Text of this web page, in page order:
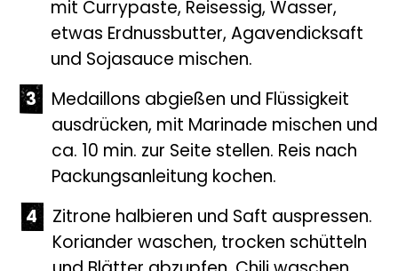
mit Currypaste, Reisessig, Wasser,
etwas Erdnussbutter, Agavendicksaft
und Sojasauce mischen.
Medaillons abgießen und Flüssigkeit
ausdrücken, mit Marinade mischen und
ca. 10 min. zur Seite stellen. Reis nach
Packungsanleitung kochen.
Zitrone halbieren und Saft auspressen.
Koriander waschen, trocken schütteln